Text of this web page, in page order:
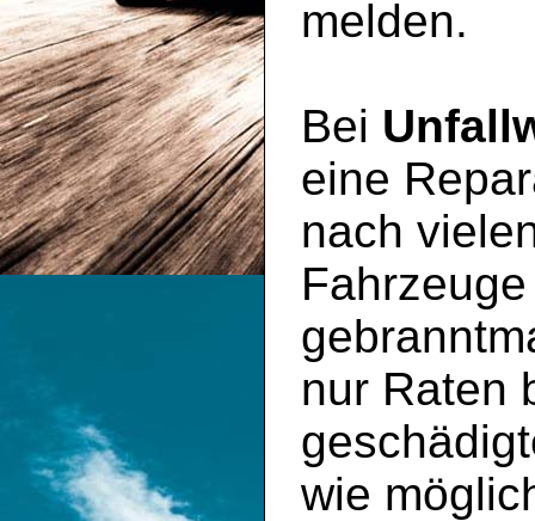
melden.
Bei
eine
nach
nur Raten
wie